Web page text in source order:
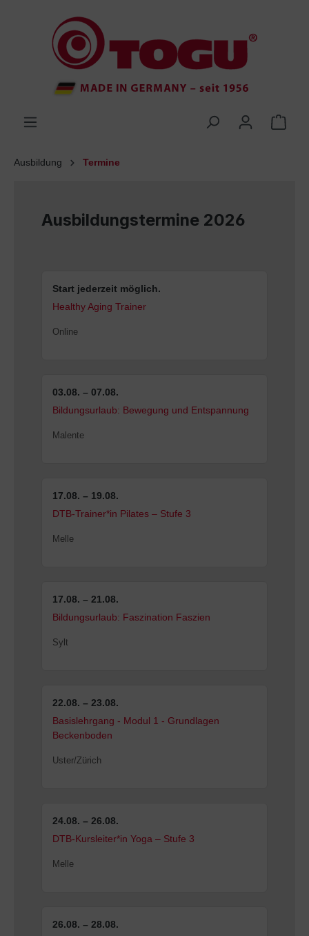
Ausbildung Termine
Ausbildungstermine 2026
Start jederzeit möglich.
Healthy Aging Trainer
Online
03.08. – 07.08.
Bildungsurlaub: Bewegung und Entspannung
Malente
17.08. – 19.08.
DTB-Trainer*in Pilates – Stufe 3
Melle
17.08. – 21.08.
Bildungsurlaub: Faszination Faszien
Sylt
22.08. – 23.08.
Basislehrgang - Modul 1 - Grundlagen
Beckenboden
Uster/Zürich
24.08. – 26.08.
DTB-Kursleiter*in Yoga – Stufe 3
Melle
26.08. – 28.08.